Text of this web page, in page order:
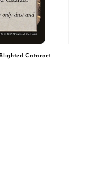
Blighted Cataract